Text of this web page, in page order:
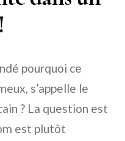
pourquoi ce
s’appelle le
? La question est
est plutôt